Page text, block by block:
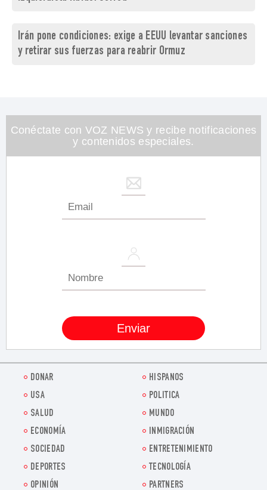
Irán pone condiciones: exige a EEUU levantar sanciones
y retirar sus fuerzas para reabrir Ormuz
Conéctate con VOZ NEWS y recibe notificaciones
y contenidos especiales.
DONAR
HISPANOS
USA
POLITICA
SALUD
MUNDO
ECONOMÍA
INMIGRACIÓN
SOCIEDAD
ENTRETENIMIENTO
DEPORTES
TECNOLOGÍA
OPINIÓN
PARTNERS